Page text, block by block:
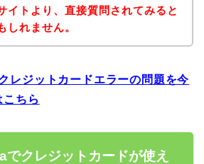
イトより、直接質問されてみると
しれません。
レジットカードエラーの問題を今
ちら
クレジットカードが使え